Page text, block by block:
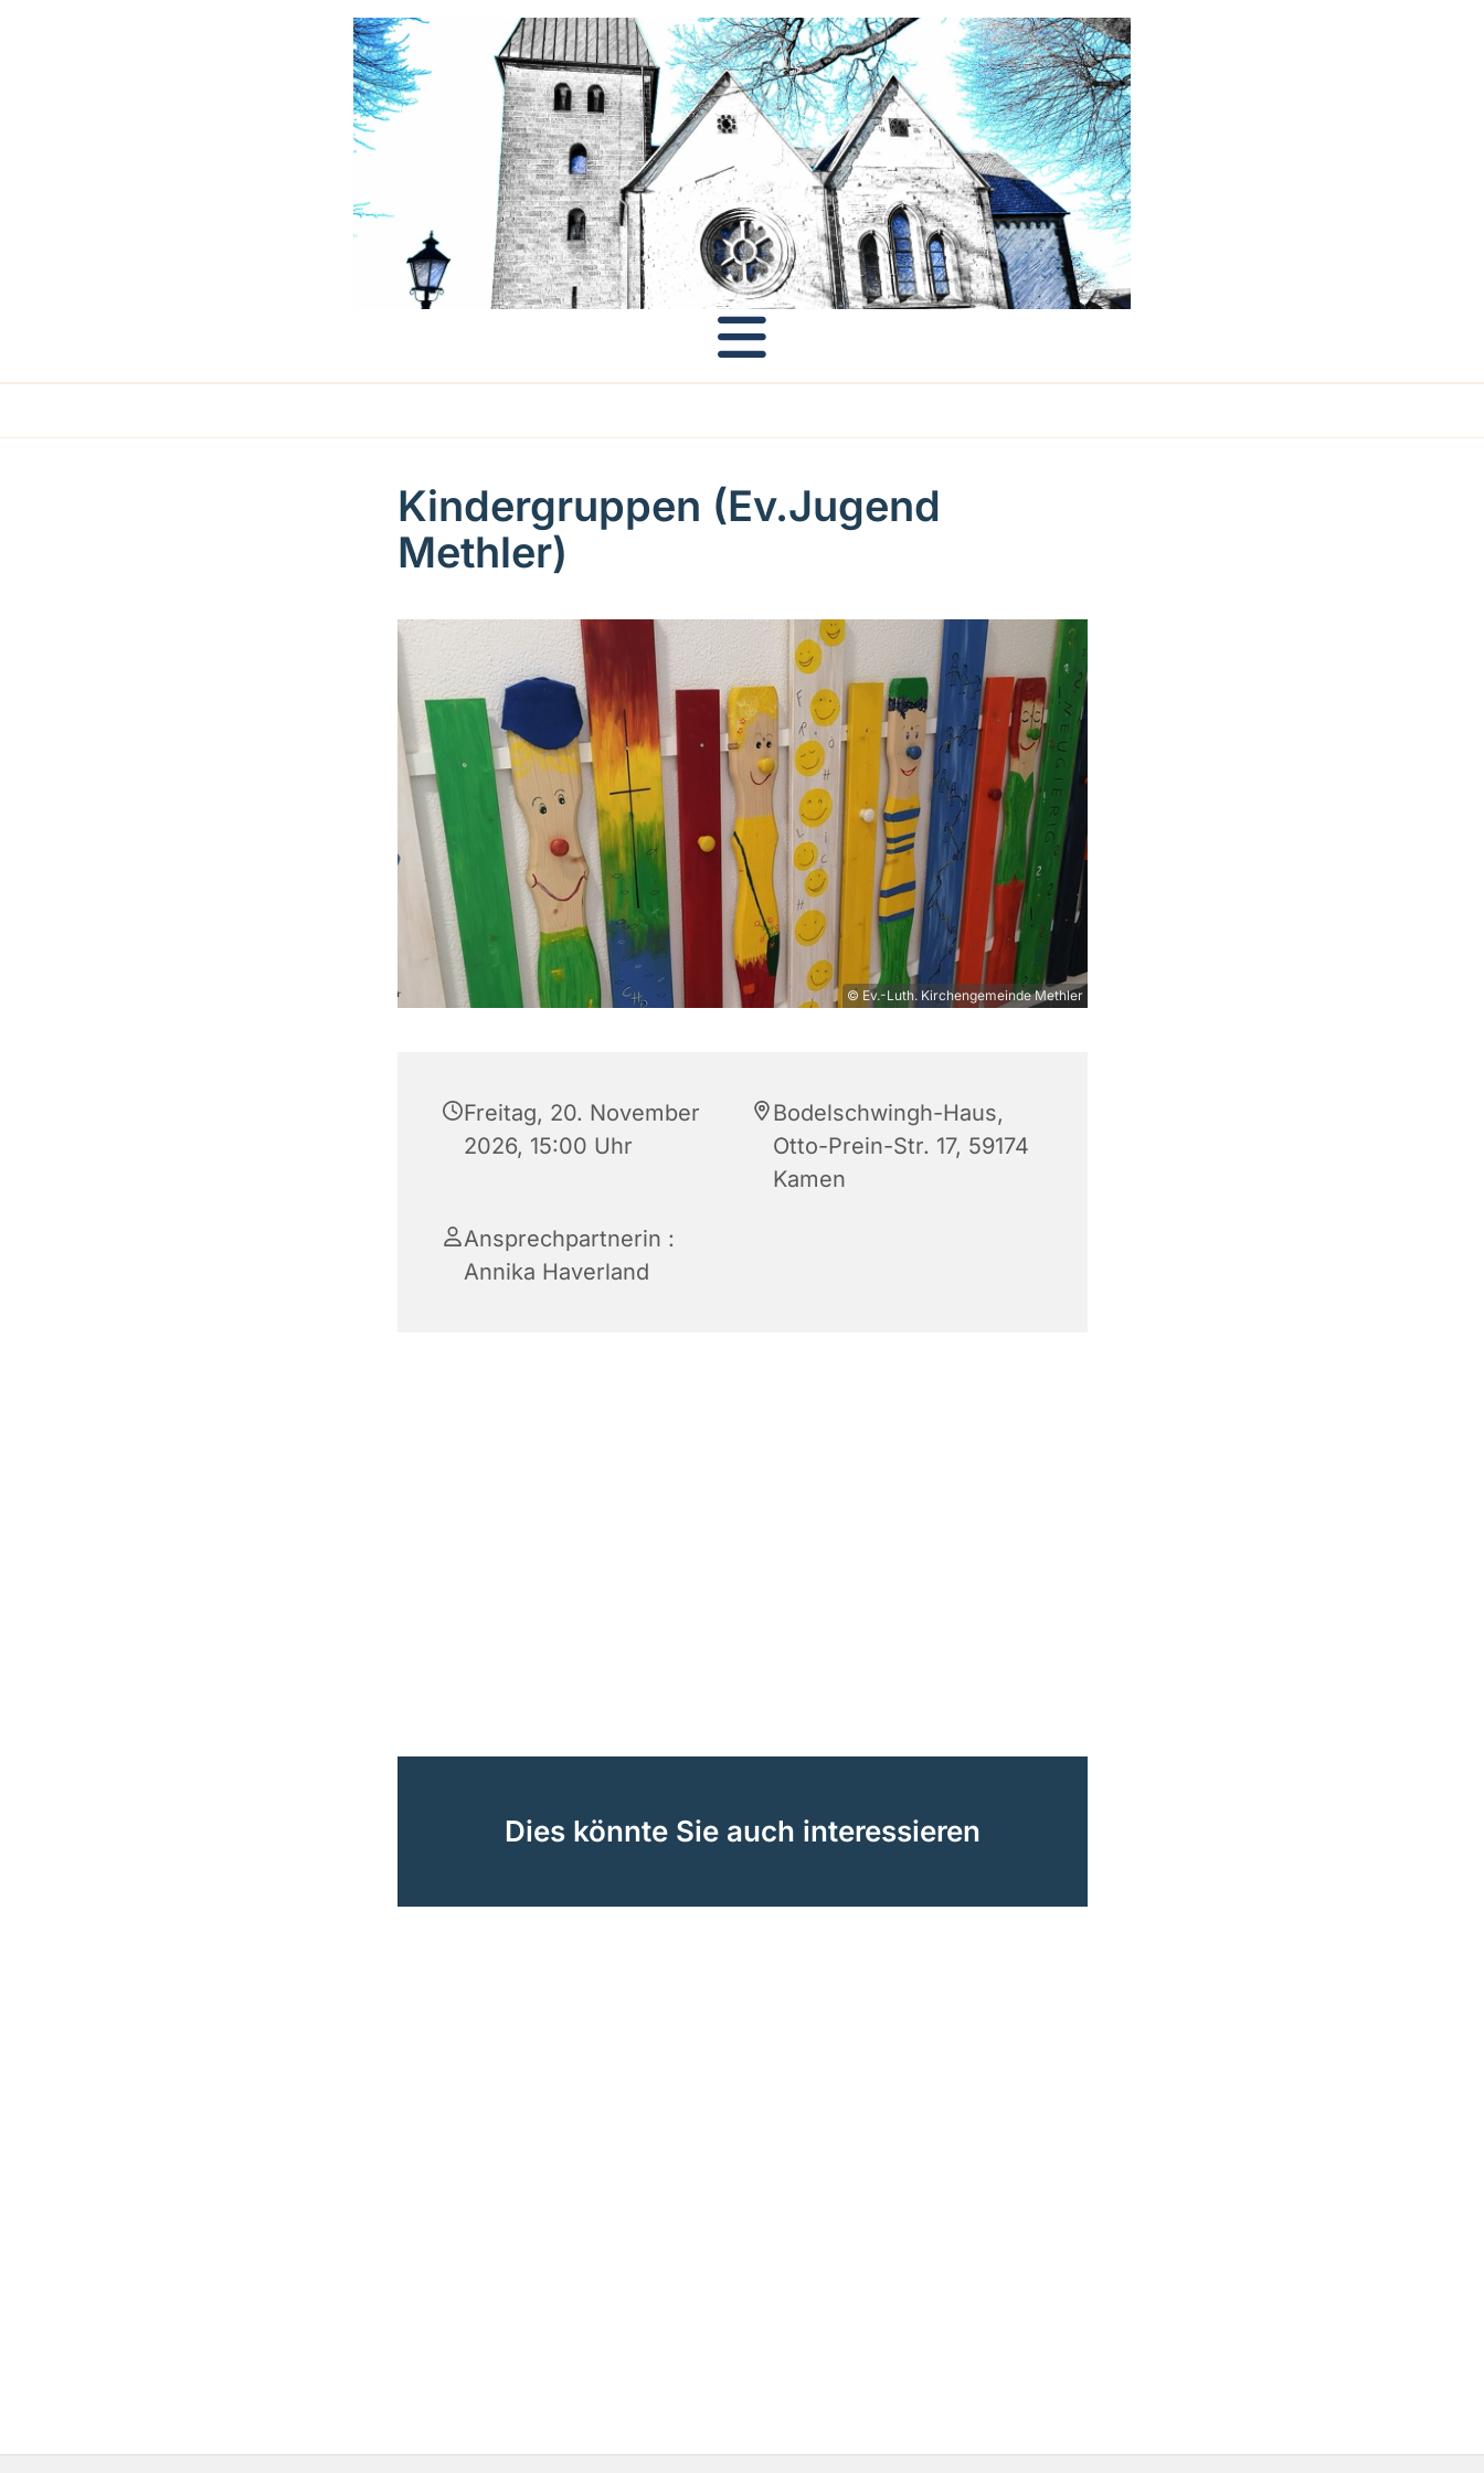
Kindergruppen (Ev.Jugend
Methler)
© Ev.-Luth. Kirchengemeinde Methler
Freitag, 20. November
2026, 15:00 Uhr
Bodelschwingh-Haus,
Otto-Prein-Str. 17, 59174
Kamen
Ansprechpartnerin :
Annika Haverland
Dies könnte Sie auch interessieren